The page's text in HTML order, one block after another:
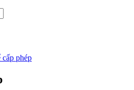
phép